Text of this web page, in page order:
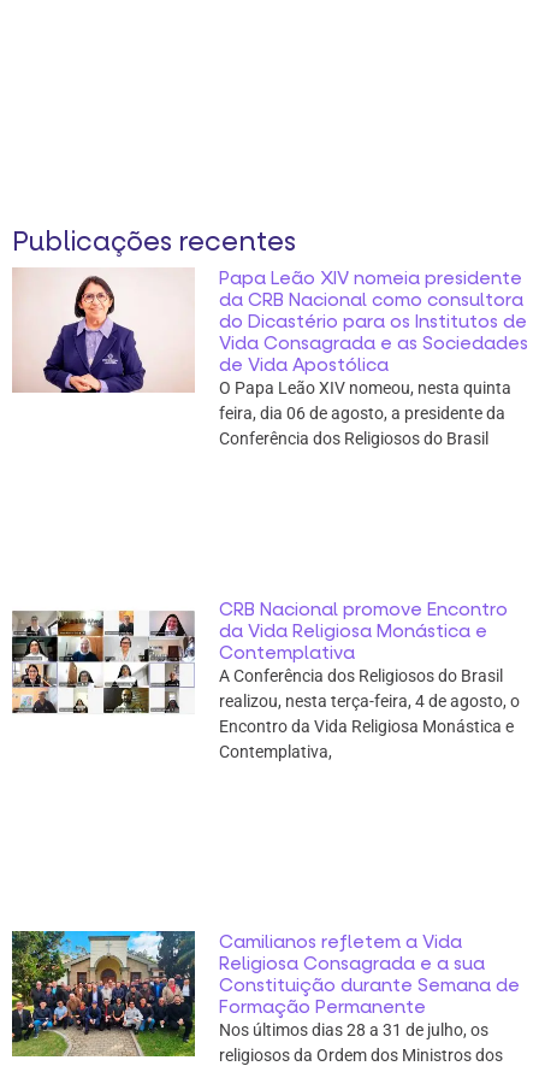
Publicações recentes
Papa Leão XIV nomeia presidente
da CRB Nacional como consultora
do Dicastério para os Institutos de
Vida Consagrada e as Sociedades
de Vida Apostólica
O Papa Leão XIV nomeou, nesta quinta
feira, dia 06 de agosto, a presidente da
Conferência dos Religiosos do Brasil
CRB Nacional promove Encontro
da Vida Religiosa Monástica e
Contemplativa
A Conferência dos Religiosos do Brasil
realizou, nesta terça-feira, 4 de agosto, o
Encontro da Vida Religiosa Monástica e
Contemplativa,
Camilianos refletem a Vida
Religiosa Consagrada e a sua
Constituição durante Semana de
Formação Permanente
Nos últimos dias 28 a 31 de julho, os
religiosos da Ordem dos Ministros dos